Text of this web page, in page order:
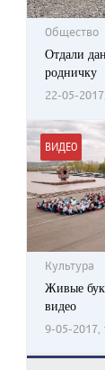
Общество
Отдали
родничку
22-05-
ВИДЕО
Культура
Живые
видео
9-05-2017,